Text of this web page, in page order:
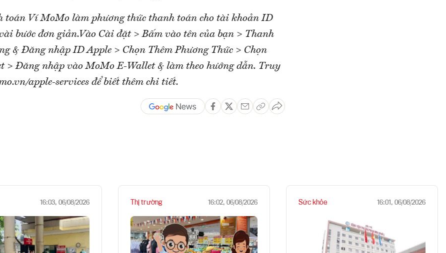
toán Ví MoMo làm phương thức thanh toán cho tài khoản ID
bước đơn giản.Vào Cài đặt > Bấm vào tên của bạn > Thanh
& Đăng nhập ID Apple > Chọn Thêm Phương Thức > Chọn
> Đăng nhập vào MoMo E-Wallet & làm theo hướng dẫn. Truy
apple-services để biết thêm chi tiết.
16:03, 06/08/2026 Thị trường 16:02, 06/08/2026 Sức khỏe 16:01, 06/08/2026